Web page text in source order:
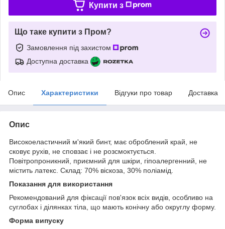
Купити з
Що таке купити з Пром?
Замовлення під захистом
Доступна доставка
Опис Характеристики Відгуки про товар Доставка
Опис
Високоеластичний м'який бинт, має оброблений край, не
сковує рухів, не сповзає і не розсмоктується
Повітропроникний, приємний для шкіри, гіпоалергенний, не
містить латекс. Склад: 70% віскоза, 30% поліамід.
Показання для використання
Рекомендований для фіксації пов'язок всіх видів, особливо на
суглобах і ділянках тіла, що мають конічну або округлу форму.
Форма випуску